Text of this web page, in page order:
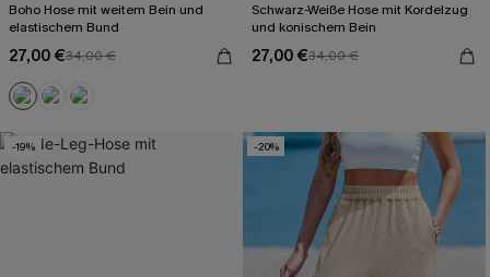
Boho Hose mit weitem Bein und
elastischem Bund
27,00 €34,00 €
Schwarz-Weiße Hose mit Kordelzug
und konischem Bein
27,00 €34,00 €
-19% -20%